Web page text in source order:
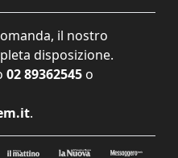
il nostro
disposizione.
02 89362545 o
.